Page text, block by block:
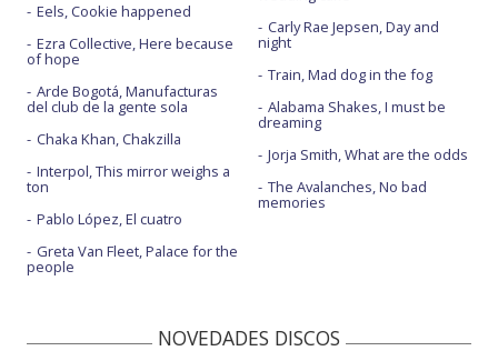
Eels, Cookie happened
Ezra Collective, Here because
of hope
Arde Bogotá, Manufacturas
del club de la gente sola
Chaka Khan, Chakzilla
Interpol, This mirror weighs a
ton
Pablo López, El cuatro
Greta Van Fleet, Palace for the
people
Carly Rae Jepsen, Day and
night
Train, Mad dog in the fog
Alabama Shakes, I must be
dreaming
Jorja Smith, What are the odds
The Avalanches, No bad
memories
NOVEDADES DISCOS